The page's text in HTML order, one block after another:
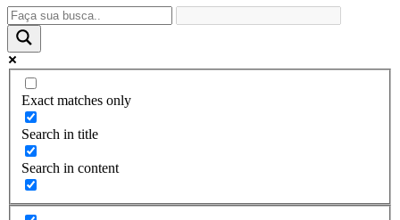
Exact matches only
Search in title
Search in content